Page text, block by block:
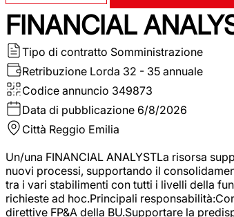
FINANCIAL
Tipo di contratto Somministrazione
Retribuzione Lorda 32 - 35 annuale
Codice annuncio 349873
Data di pubblicazione 6/8/2026
Città Reggio Emilia
Un/una FINANCIAL ANALYSTLa risorsa
nuovi processi, supportando il
tra i vari stabilimenti con tutti i livelli della
richieste ad hoc.Principali
direttive FP&A della BU.Supportare la